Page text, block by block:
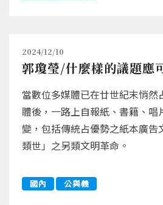
2024/12/10
郭瓊瑩/什麼樣的議題應
當數位多媒體已在廿世紀末悄然
體後，一路上自報紙、書籍、
變，包括傳統占優勢之紙本廣
類世」之另類文明革命。
國內 公與義